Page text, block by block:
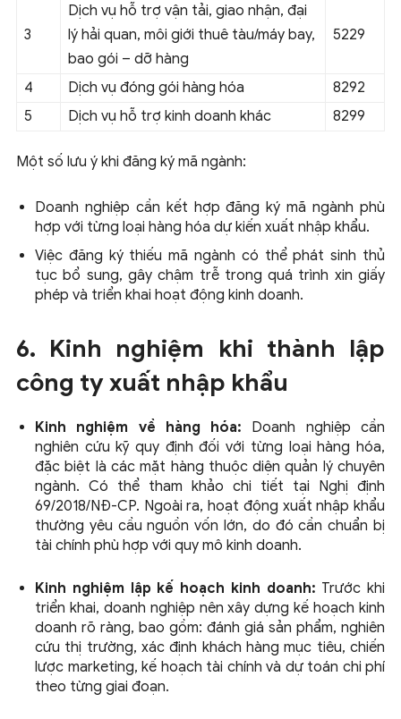
3
Dịch vụ hỗ trợ vận tải, giao nhận, đại
lý hải quan, môi giới thuê tàu/máy bay,
bao gói – dỡ hàng
5229
4 Dịch vụ đóng gói hàng hóa
8292
5
Dịch vụ hỗ trợ kinh doanh khác 8299
Một số lưu ý khi đăng ký mã ngành:
Doanh nghiệp cần kết hợp đăng ký mã ngành phù
hợp với từng loại hàng hóa dự kiến xuất nhập khẩu.
Việc đăng ký thiếu mã ngành có thể phát sinh thủ
tục bổ sung, gây chậm trễ trong quá trình xin giấy
phép và triển khai hoạt động kinh doanh.
6. Kinh nghiệm khi thành lập
công ty xuất nhập khẩu
Kinh nghiệm về hàng hóa: Doanh nghiệp cần
nghiên cứu kỹ quy định đối với từng loại hàng hóa,
đặc biệt là các mặt hàng thuộc diện quản lý chuyên
ngành. Có thể tham khảo chi tiết tại Nghị định
69/2018/NĐ-CP. Ngoài ra, hoạt động xuất nhập khẩu
thường yêu cầu nguồn vốn lớn, do đó cần chuẩn bị
tài chính phù hợp với quy mô kinh doanh.
Kinh nghiệm lập kế hoạch kinh doanh: Trước khi
triển khai, doanh nghiệp nên xây dựng kế hoạch kinh
doanh rõ ràng, bao gồm: đánh giá sản phẩm, nghiên
cứu thị trường, xác định khách hàng mục tiêu, chiến
lược marketing, kế hoạch tài chính và dự toán chi phí
theo từng giai đoạn.